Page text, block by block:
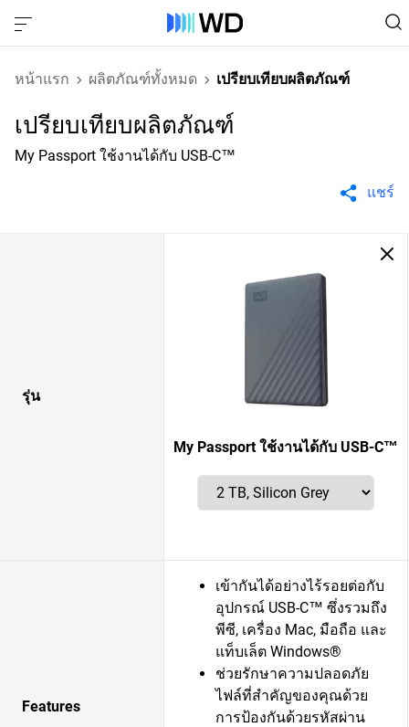
หน้าแรก ผลิตภัณฑ์ทั้งหมด เปรียบเทียบผลิตภัณฑ์
เปรียบเทียบผลิตภัณฑ์
My Passport ใช้งานได้กับ USB-C™
แชร์
รุ่น
My Passport ใช้งานได้กับ USB-C™
Features
เข้ากันได้อย่างไร้รอยต่อกับ
อุปกรณ์ USB-C™ ซึ่งรวมถึง
พีซี, เครื่อง Mac, มือถือ และ
แท็บเล็ต Windows®
ช่วยรักษาความปลอดภัย
ไฟล์ที่สำคัญของคุณด้วย
การป้องกันด้วยรหัสผ่าน